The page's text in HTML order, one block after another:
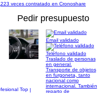
223 veces contratado en Cronoshare
Pedir presupuesto
|
Email validado
Teléfono validado
Traslado de personas
en general.
Transporte de objetos
en furgoneta, tanto
nacional como
internacional. También
reparto de